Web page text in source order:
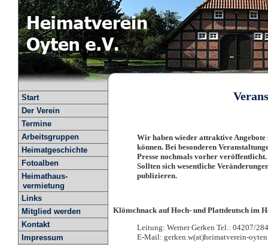
Start
Der Verein
Termine
Arbeitsgruppen
Heimatgeschichte
Fotoalben
Heimathaus-
vermietung
Links
Mitglied werden
Kontakt
Impressum
Wir haben wieder attraktive Angebote
können. Bei besonderen
Presse nochmals vorher veröffentlicht.
Sollten sich wesentliche
publizieren.
Klönschnack auf Hoch- und Plattdeutsch im
Leitung: Werner Gerken Tel.: 04207/
E-Mail: gerken.w(at)heimatverein-